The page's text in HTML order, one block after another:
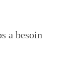
a besoin